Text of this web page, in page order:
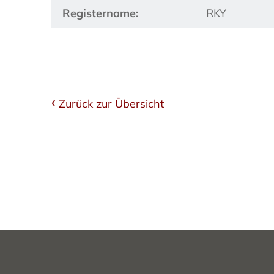
Registername: RKY
Zurück zur Übersicht